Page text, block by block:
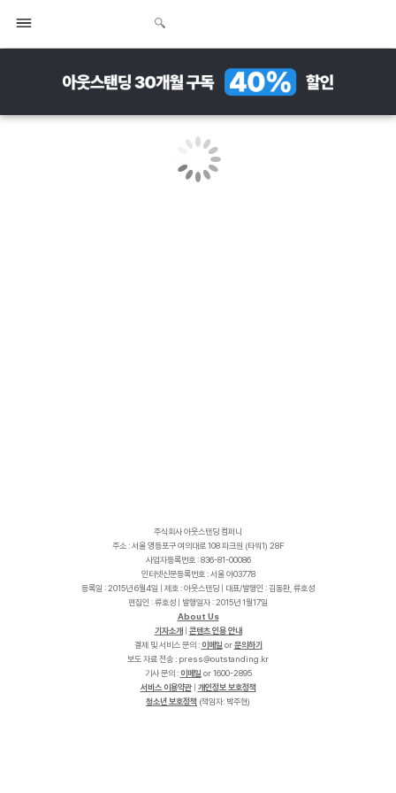
주식회사 아웃스탠딩 컴퍼니
주소 : 서울 영등포구 여의대로 108 파크원 (타워1) 28F
사업자등록번호 : 836-81-00086
인터넷신문등록번호 : 서울 아03778
등록일 : 2015년 6월4일 | 제호 : 아웃스탠딩 | 대표/발행인 : 김동환, 류호성
편집인 : 류호성 | 발행일자 : 2015년 1월17일
About Us
기자소개
콘텐츠 인용 안내
결제 및 서비스 문의 : 이메일 or문의하기
보도 자료 전송 :
r
k
.
g
n
i
d
n
a
t
s
t
u
o
@
s
s
e
r
p
기사 문의 : 이메일 or 1600-2895
서비스 이용약관| 개인정보 보호정책
청소년 보호정책 (책임자: 박주현)